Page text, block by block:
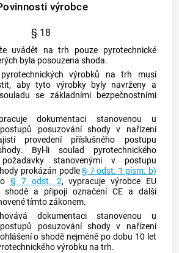
výrobce
§ 18
uvádět na trh pouze pyrotechnické
byla posouzena shoda.
pyrotechnických výrobků na trh musí
aby tyto výrobky byly navrženy a
se základními bezpečnostními
dokumentaci stanovenou u
posuzování shody v nařízení
provedení příslušného postupu
. Byl-li soulad pyrotechnického
stanovenými v postupu
prokázán podle§ 7 odst. 1 písm. b)
§ 7 odst. 2, vypracujevýrobce EU
shodě a připojí označení CEa další
tímto zákonem.
dokumentaci stanovenou u
posuzování shody v nařízení
o shodě nejméně po dobu 10 let
výrobku na trh.